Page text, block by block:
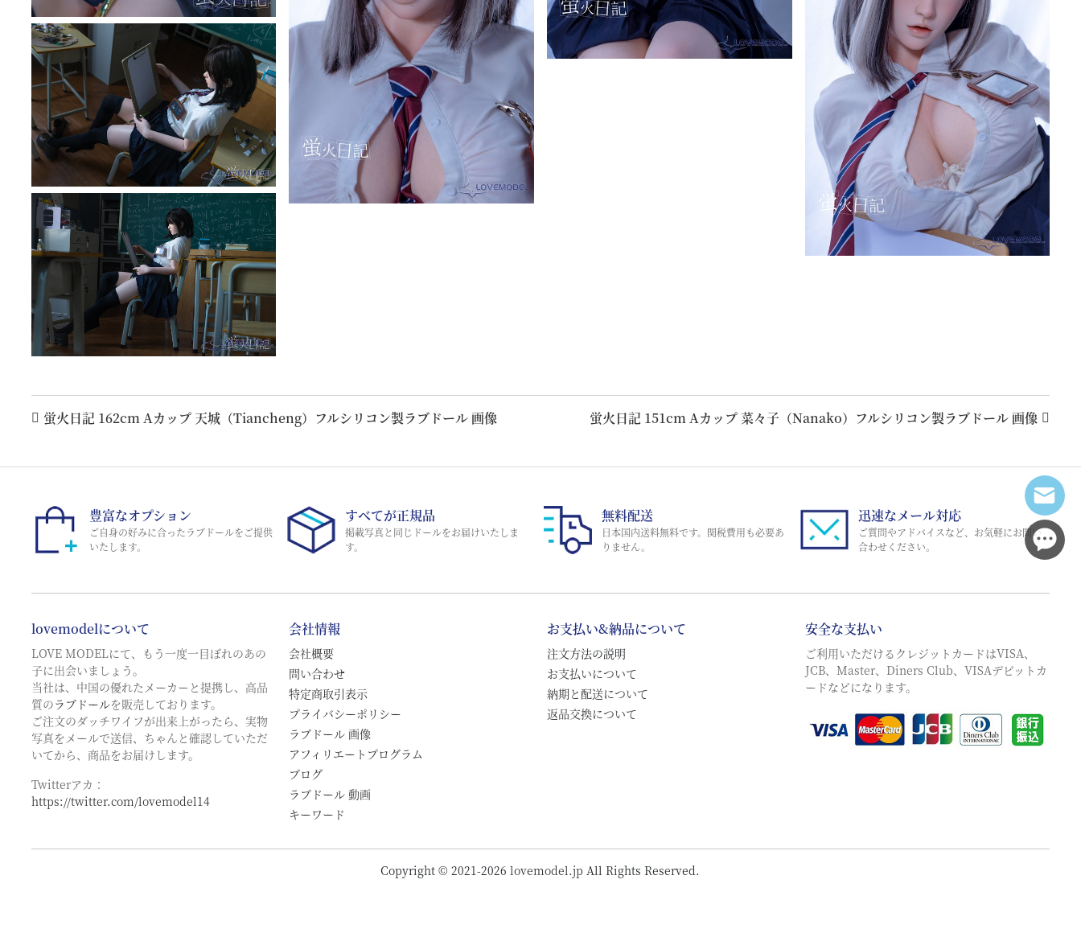
蛍火日記 162cm Aカップ 天城（Tiancheng）フルシリコン製ラブドール 画像 蛍火日記 151cm Aカップ 菜々子（Nanako）フルシリコン製ラブドール 画像
豊富なオプション
ご自身の好みに合ったラブドールをご提供
いたします。
すべてが正規品
掲載写真と同じドールをお届けいたしま
す。
無料配送
日本国内送料無料です。関税費用も必要あ
りません。
迅速なメール対応
ご質問やアドバイスなど、お気軽にお問い
合わせください。
lovemodelについて
LOVE MODELにて、もう一度一目ぼれのあの
子に出会いましょう。
当社は、中国の優れたメーカーと提携し、高品
質のラブドールを販売しております。
ご注文のダッチワイフが出来上がったら、実物
写真をメールで送信、ちゃんと確認していただ
いてから、商品をお届けします。
Twitterアカ：
https://twitter.com/lovemodel14
会社情報
会社概要
問い合わせ
特定商取引表示
プライバシーポリシー
ラブドール 画像
アフィリエートプログラム
ブログ
ラブドール 動画
キーワード
お支払い&納品について
注文方法の説明
お支払いについて
納期と配送について
返品交換について
安全な支払い
ご利用いただけるクレジットカードはVISA、
JCB、Master、Diners Club、VISAデビットカ
ードなどになります。
Copyright © 2021-2026lovemodel.jp All Rights Reserved.